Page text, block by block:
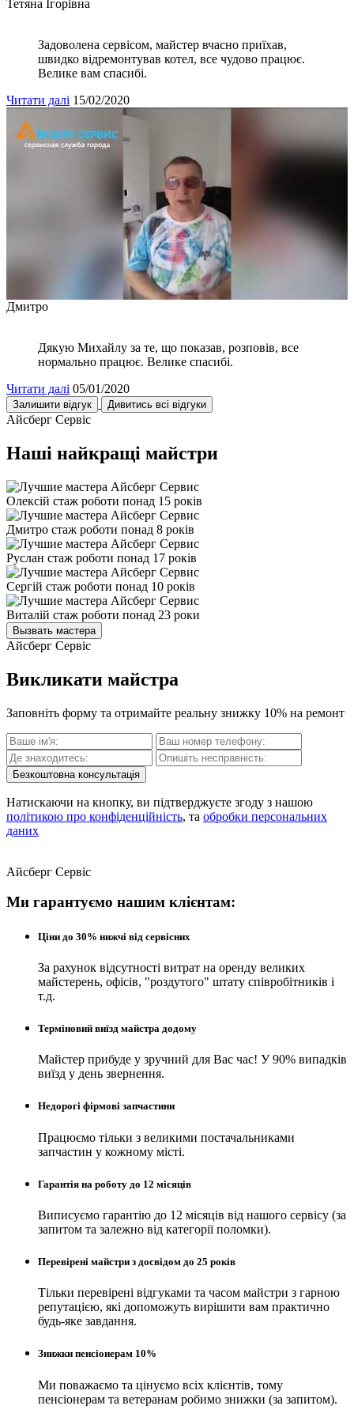
Тетяна Ігорівна
Задоволена сервісом, майстер вчасно приїхав,
швидко відремонтував котел, все чудово працює.
Велике вам спасибі.
Читати далі 15/02/2020
Дмитро
Дякую Михайлу за те, що показав, розповів, все
нормально працює. Велике спасибі.
Читати далі 05/01/2020
Залишити відгук Дивитись всі відгуки
Айсберг Сервіс
Наші найкращі майстри
Олексій стаж роботи понад 15 років
Дмитро стаж роботи понад 8 років
Руслан стаж роботи понад 17 років
Сергій стаж роботи понад 10 років
Виталій стаж роботи понад 23 роки
Вызвать мастера
Айсберг Сервіс
Викликати майстра
Заповніть форму та отримайте реальну знижку 10% на ремонт
Безкоштовна консультація
Натискаючи на кнопку, ви підтверджуєте згоду з нашою
політикою про конфіденційність, та обробки персональних
даних
Айсберг Сервіс
Ми гарантуємо нашим клієнтам:
Ціни до 30% нижчі від сервісних
За рахунок відсутності витрат на оренду великих
майстерень, офісів, "роздутого" штату співробітників і
т.д.
Терміновий виїзд майстра додому
Майстер прибуде у зручний для Вас час! У 90% випадків
виїзд у день звернення.
Недорогі фірмові запчастини
Працюємо тільки з великими постачальниками
запчастин у кожному місті.
Гарантія на роботу до 12 місяців
Виписуємо гарантію до 12 місяців від нашого сервісу (за
запитом та залежно від категорії поломки).
Перевірені майстри з досвідом до 25 років
Тільки перевірені відгуками та часом майстри з гарною
репутацією, які допоможуть вирішити вам практично
будь-яке завдання.
Знижки пенсіонерам 10%
Ми поважаємо та цінуємо всіх клієнтів, тому
пенсіонерам та ветеранам робимо знижки (за запитом).